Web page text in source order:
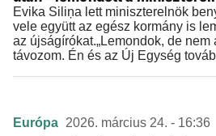
Evika Siliņa lett miniszterelnök
vele együtt az egész kormány is
az újságírókat.„Lemondok, de nem
távozom. Én és az Új Egység
Európa 2026. március 24. - 16:36